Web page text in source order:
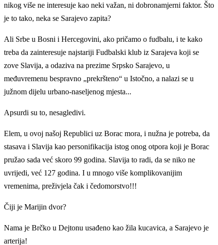
nikog više ne interesuje kao neki važan, ni dobronamjerni faktor. Što
je to tako, neka se Sarajevo zapita?
Ali Srbe u Bosni i Hercegovini, ako pričamo o fudbalu, i te kako
treba da zainteresuje najstariji Fudbalski klub iz Sarajeva koji se
zove Slavija, a odaziva na prezime Srpsko Sarajevo, u
međuvremenu bespravno „prekršteno“ u Istočno, a nalazi se u
južnom dijelu urbano-naseljenog mjesta...
Apsurdi su to, nesagledivi.
Elem, u ovoj našoj Republici uz Borac mora, i nužna je potreba, da
stasava i Slavija kao personifikacija istog onog otpora koji je Borac
pružao sada već skoro 99 godina. Slavija to radi, da se niko ne
uvrijedi, već 127 godina. I u mnogo više komplikovanijim
vremenima, preživjela čak i čedomorstvo!!!
Čiji je Marijin dvor?
Nama je Brčko u Dejtonu usađeno kao žila kucavica, a Sarajevo je
arterija!